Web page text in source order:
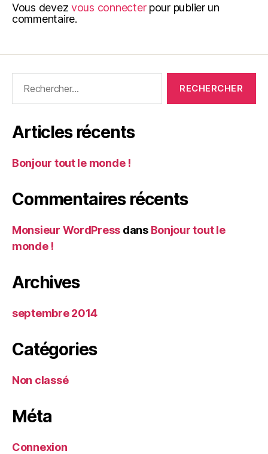
Vous devezvous connecterpour publier un
commentaire.
Articles récents
Bonjour tout le monde !
Commentaires récents
Monsieur WordPress dans Bonjour tout le
monde !
Archives
septembre 2014
Catégories
Non classé
Méta
Connexion